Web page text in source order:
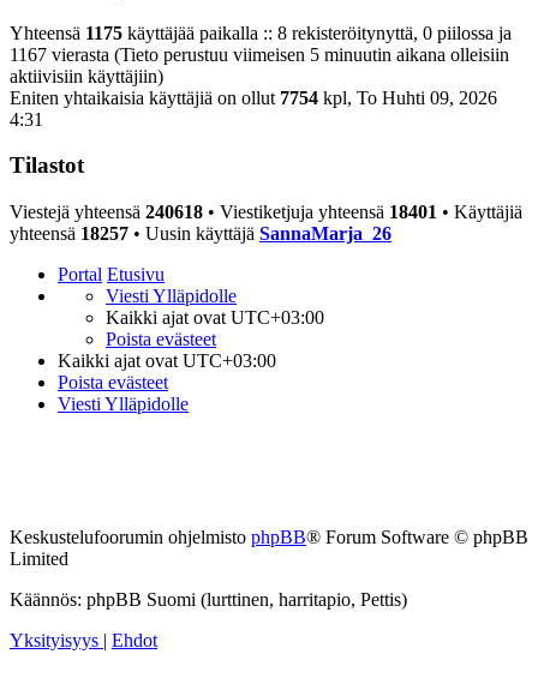
Yhteensä 1175 käyttäjää paikalla :: 8 rekisteröitynyttä, 0 piilossa ja
1167 vierasta (Tieto perustuu viimeisen 5 minuutin aikana olleisiin
aktiivisiin käyttäjiin)
Eniten yhtaikaisia käyttäjiä on ollut 7754 kpl, To Huhti 09, 2026
4:31
Tilastot
Viestejä yhteensä 240618 • Viestiketjuja yhteensä 18401 • Käyttäjiä
yhteensä 18257 • Uusin käyttäjä SannaMarja_26
Portal Etusivu
Viesti Ylläpidolle
Kaikki ajat ovat UTC+03:00
Poista evästeet
Kaikki ajat ovat UTC+03:00
Poista evästeet
Viesti Ylläpidolle
Keskustelufoorumin ohjelmisto phpBB® Forum Software © phpBB
Limited
Käännös: phpBB Suomi (lurttinen, harritapio, Pettis)
Yksityisyys | Ehdot